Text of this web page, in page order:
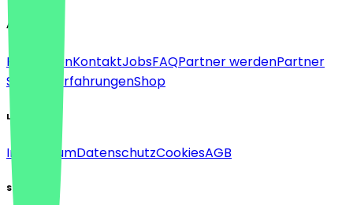
About
Für FirmenKontaktJobsFAQPartner werdenPartner
Support
ErfahrungenShop
Legal
ImpressumDatenschutzCookiesAGB
Social